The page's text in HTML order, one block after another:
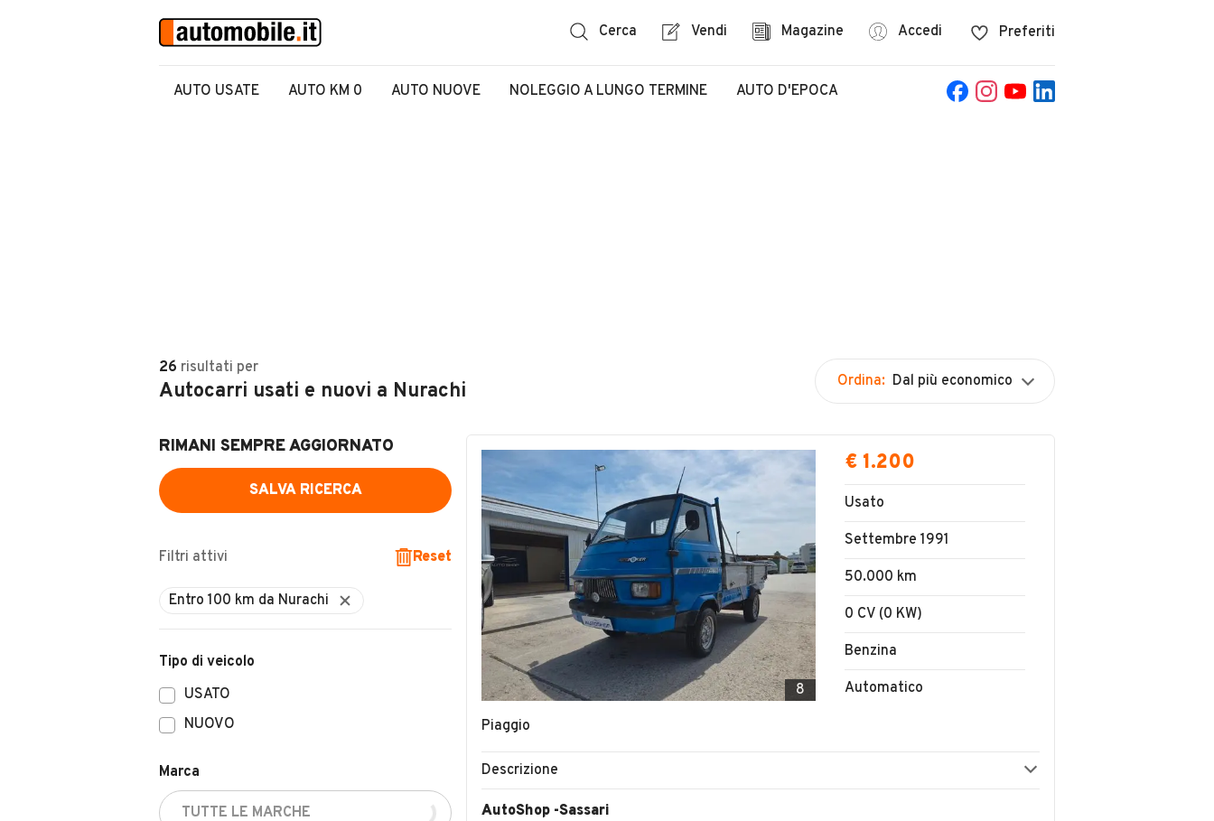
Cerca Vendi Magazine Accedi Preferiti
AUTO USATE AUTO KM 0 AUTO NUOVE NOLEGGIO A LUNGO TERMINE AUTO D'EPOCA
26 risultati per
Autocarri usati e nuovi a Nurachi Ordina: Dal più economico
RIMANI SEMPRE AGGIORNATO
SALVA RICERCA
Filtri attivi Reset
Tipo di veicolo
USATO
NUOVO
Marca
8
Piaggio
€ 1.200
Usato
Settembre 1991
50.000 km
0 CV (0 KW)
Benzina
Automatico
Descrizione
AutoShop -Sassari